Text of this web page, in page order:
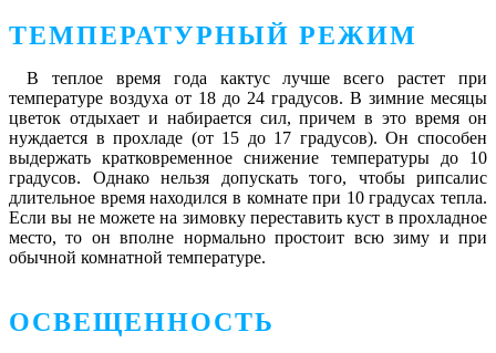
ТЕМПЕРАТУРНЫЙ РЕЖИМ
В теплое время года кактус лучше всего растет при
температуре воздуха от 18 до 24 градусов. В зимние месяцы
цветок отдыхает и набирается сил, причем в это время он
нуждается в прохладе (от 15 до 17 градусов). Он способен
выдержать кратковременное снижение температуры до 10
градусов. Однако нельзя допускать того, чтобы рипсалис
длительное время находился в комнате при 10 градусах тепла.
Если вы не можете на зимовку переставить куст в прохладное
место, то он вполне нормально простоит всю зиму и при
обычной комнатной температуре.
ОСВЕЩЕННОСТЬ